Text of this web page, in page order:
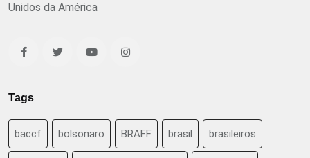
Unidos da América
Tags
baccf bolsonaro BRAFF brasil brasileiros